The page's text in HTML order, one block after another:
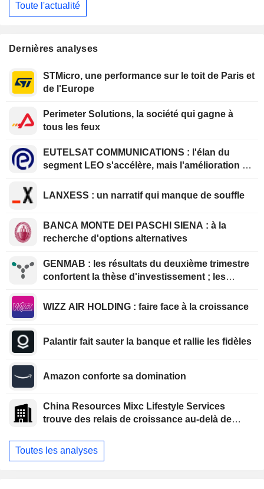
Toute l'actualité
Dernières analyses
STMicro, une performance sur le toit de Paris et
de l'Europe
Perimeter Solutions, la société qui gagne à
tous les feux
EUTELSAT COMMUNICATIONS : l'élan du
segment LEO s'accélère, mais l'amélioration de
LANXESS : un narratif qui manque de souffle
BANCA MONTE DEI PASCHI SIENA : à la
recherche d'options alternatives
GENMAB : les résultats du deuxième trimestre
confortent la thèse d'investissement ; les
WIZZ AIR HOLDING : faire face à la croissance
Palantir fait sauter la banque et rallie les fidèles
Amazon conforte sa domination
China Resources Mixc Lifestyle Services
trouve des relais de croissance au-delà de
Toutes les analyses